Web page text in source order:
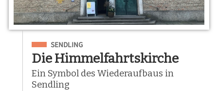
Eingeordnet unter
SENDLING
Die Himmelfahrtskirche
Ein Symbol des Wiederaufbaus in
Sendling